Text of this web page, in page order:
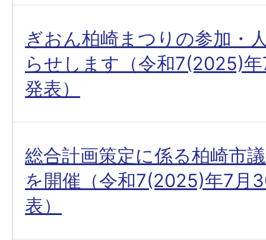
ぎおん柏崎まつりの参加・
らせします（令和7(2025)
発表）
総合計画策定に係る柏崎市
を開催（令和7(2025)年7月
表）